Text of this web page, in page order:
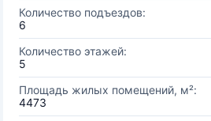
Количество подъездов:
6
Количество этажей:
5
Площадь жилых помещений, м²:
4473